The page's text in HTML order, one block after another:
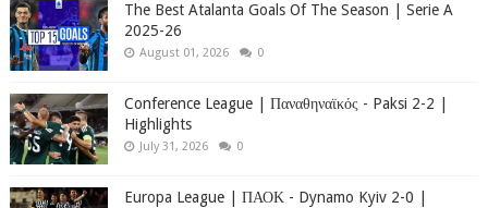
The Best Atalanta Goals Of The Season | Serie A
2025-26
August 01, 2026 0
Conference League | Παναθηναϊκός - Paksi 2-2 |
Highlights
July 31, 2026 0
Europa League | ΠΑΟΚ - Dynamo Kyiv 2-0 |